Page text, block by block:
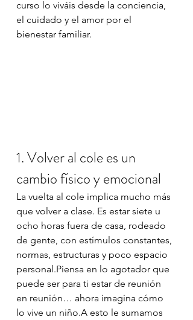
curso lo viváis desde la conciencia,
el cuidado y el amor por el
bienestar familiar.
1. Volver al cole es un
cambio físico y emocional
La vuelta al cole implica mucho más
que volver a clase. Es estar siete u
ocho horas fuera de casa, rodeado
de gente, con estímulos constantes,
normas, estructuras y poco espacio
personal.Piensa en lo agotador que
puede ser para ti estar de reunión
en reunión… ahora imagina cómo
lo vive un niño.A esto le sumamos